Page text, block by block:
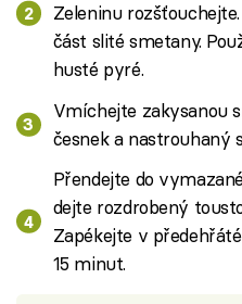
Zeleninu
část slité smetany.
husté pyré.
Vmíchejte zakysanou
česnek a nastrouhaný
Přendejte do
dejte rozdrobený
Zapékejte v
15 minut.